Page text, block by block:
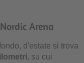
Arena
d'estate si trova
, su cui